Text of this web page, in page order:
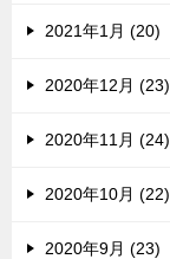
2021年1月 (20)
2020年12月 (23)
2020年11月 (24)
2020年10月 (22)
2020年9月 (23)